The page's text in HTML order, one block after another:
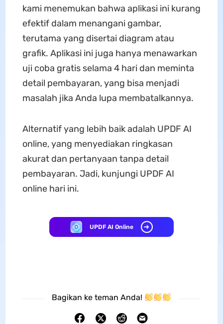
kami menemukan bahwa aplikasi ini kurang
efektif dalam menangani gambar,
terutama yang disertai diagram atau
grafik. Aplikasi ini juga hanya menawarkan
uji coba gratis selama 4 hari dan meminta
detail pembayaran, yang bisa menjadi
masalah jika Anda lupa membatalkannya.
Alternatif yang lebih baik adalah UPDF AI
online, yang menyediakan ringkasan
akurat dan pertanyaan tanpa detail
pembayaran. Jadi, kunjungi UPDF AI
online hari ini.
UPDF AI Online
Bagikan ke teman Anda!